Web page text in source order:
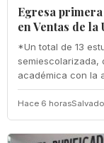
Egresa
en Ventas de la
*Un total de 13
semiescolarizada,
académica con la
Hace 6 horas